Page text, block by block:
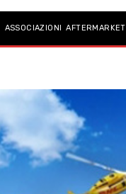
ASSOCIAZIONI AFTERMARKET